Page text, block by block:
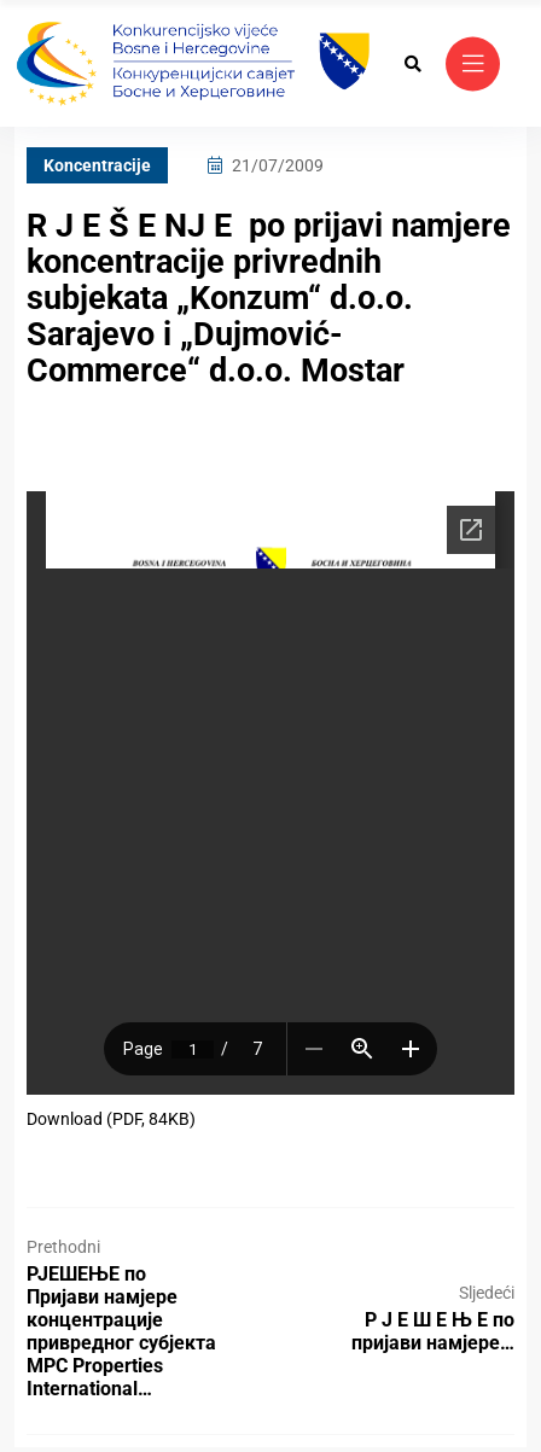
Koncentracije 21/07/2009
R J E Š E NJ E po prijavi namjere
koncentracije privrednih
subjekata „Konzum“ d.o.o.
Sarajevo i „Dujmović-
Commerce“ d.o.o. Mostar
Download (PDF, 84KB)
Prethodni
РЈЕШЕЊЕ по
Пријави намјере
концентрације
привредног субјекта
MPC Properties
International…
Sljedeći
Р Ј Е Ш Е Њ Е по
пријави намјере…